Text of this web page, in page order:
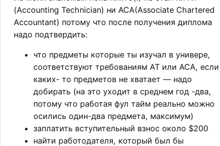
(Accounting Technician) ни ACA(Associate Chartered
Accountant) потому что после получения диплома
надо подтвердить:
что предметы которые ты изучал в универе,
соответствуют требованиям AT или ACA, если
каких- то предметов не хватает — надо
добирать (на это уходит в среднем год -два,
потому что работая фул тайм реально можно
осились один-два предмета, максимум)
заплатить вступительный взнос около $200
найти работодателя, который был бы